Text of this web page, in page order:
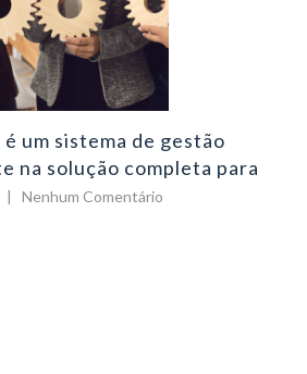
um sistema de gestão
na solução completa para
| Nenhum Comentário